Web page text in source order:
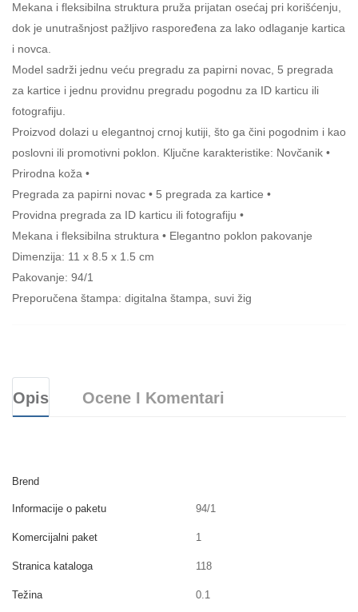
Mekana i fleksibilna struktura pruža prijatan osećaj pri korišćenju,
dok je unutrašnjost pažljivo raspoređena za lako odlaganje kartica
i novca.
Model sadrži jednu veću pregradu za papirni novac, 5 pregrada
za kartice i jednu providnu pregradu pogodnu za ID karticu ili
fotografiju.
Proizvod dolazi u elegantnoj crnoj kutiji, što ga čini pogodnim i kao
poslovni ili promotivni poklon. Ključne karakteristike: Novčanik •
Prirodna koža •
Pregrada za papirni novac • 5 pregrada za kartice •
Providna pregrada za ID karticu ili fotografiju •
Mekana i fleksibilna struktura • Elegantno poklon pakovanje
Dimenzija: 11 x 8.5 x 1.5 cm
Pakovanje: 94/1
Preporučena štampa: digitalna štampa, suvi žig
Opis Ocene I Komentari
Brend
Informacije o paketu 94/1
Komercijalni paket 1
Stranica kataloga 118
Težina 0.1